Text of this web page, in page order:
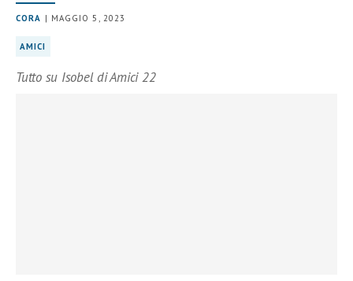
CORA | MAGGIO 5, 2023
AMICI
Tutto su Isobel di Amici 22